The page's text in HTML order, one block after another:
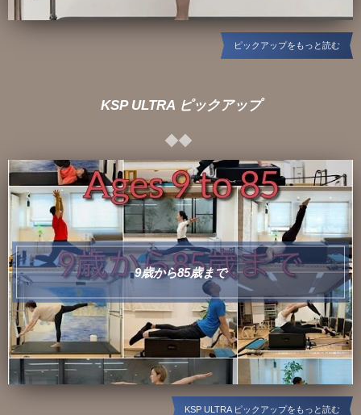
7.万一、レッスン中に負傷・疾病などが発生し、罹病した場
合、後遺症が発生した場合、死亡した、流産した場合について
も、自ら責任を負うことを承諾し、コベヨガ側はその原因の如
ピックアップをもっと読む
KSP ULTRA ピックアップ
9歳から85歳まで
KSP ULTRA ピックアップをもっと読む